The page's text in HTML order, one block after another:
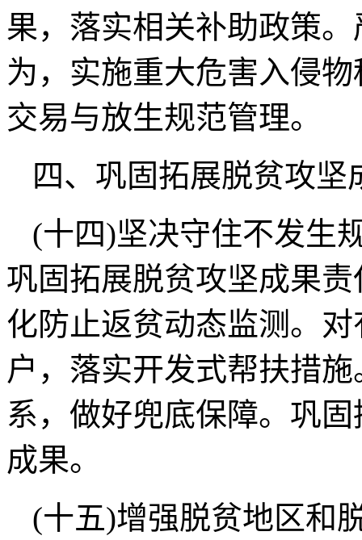
果，落实相关补助政策
为，实施重大危害入侵
交易与放生规范管理。
四、巩固拓展脱贫攻坚
(十四)坚决守住不发生
巩固拓展脱贫攻坚成果
化防止返贫动态监测。
户，落实开发式帮扶措
系，做好兜底保障。巩
成果。
(十五)增强脱贫地区和